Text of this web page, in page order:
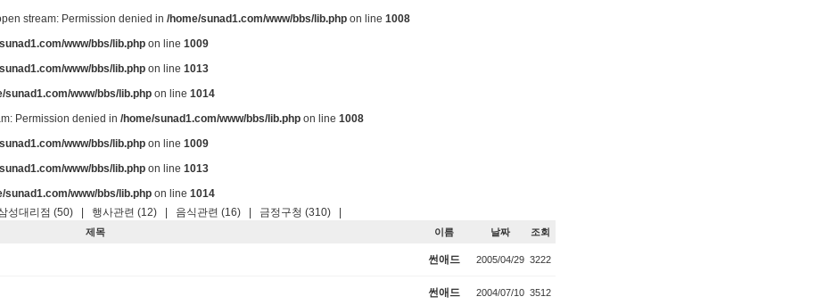
stream: Permission denied in /home/sunad1.com/www/bbs/lib.php on line 1008
www/bbs/lib.php on line 1009
www/bbs/lib.php on line 1013
sunad1.com/www/bbs/lib.php on line 1014
Permission denied in /home/sunad1.com/www/bbs/lib.php on line 1008
www/bbs/lib.php on line 1009
www/bbs/lib.php on line 1013
sunad1.com/www/bbs/lib.php on line 1014
성대리점 (50) 행사관련 (12) 음식관련 (16) 금정구청 (310)
제목 이름 날짜 조회
썬애드 2005/04/29 3222
썬애드 2004/07/10 3512